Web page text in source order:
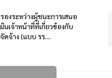
องระหว่างผู้ชนะการเสนอ
นเจ้าหน้าที่ที่เกี่ยวข้องกับ
จ้าง (แบบ รร....